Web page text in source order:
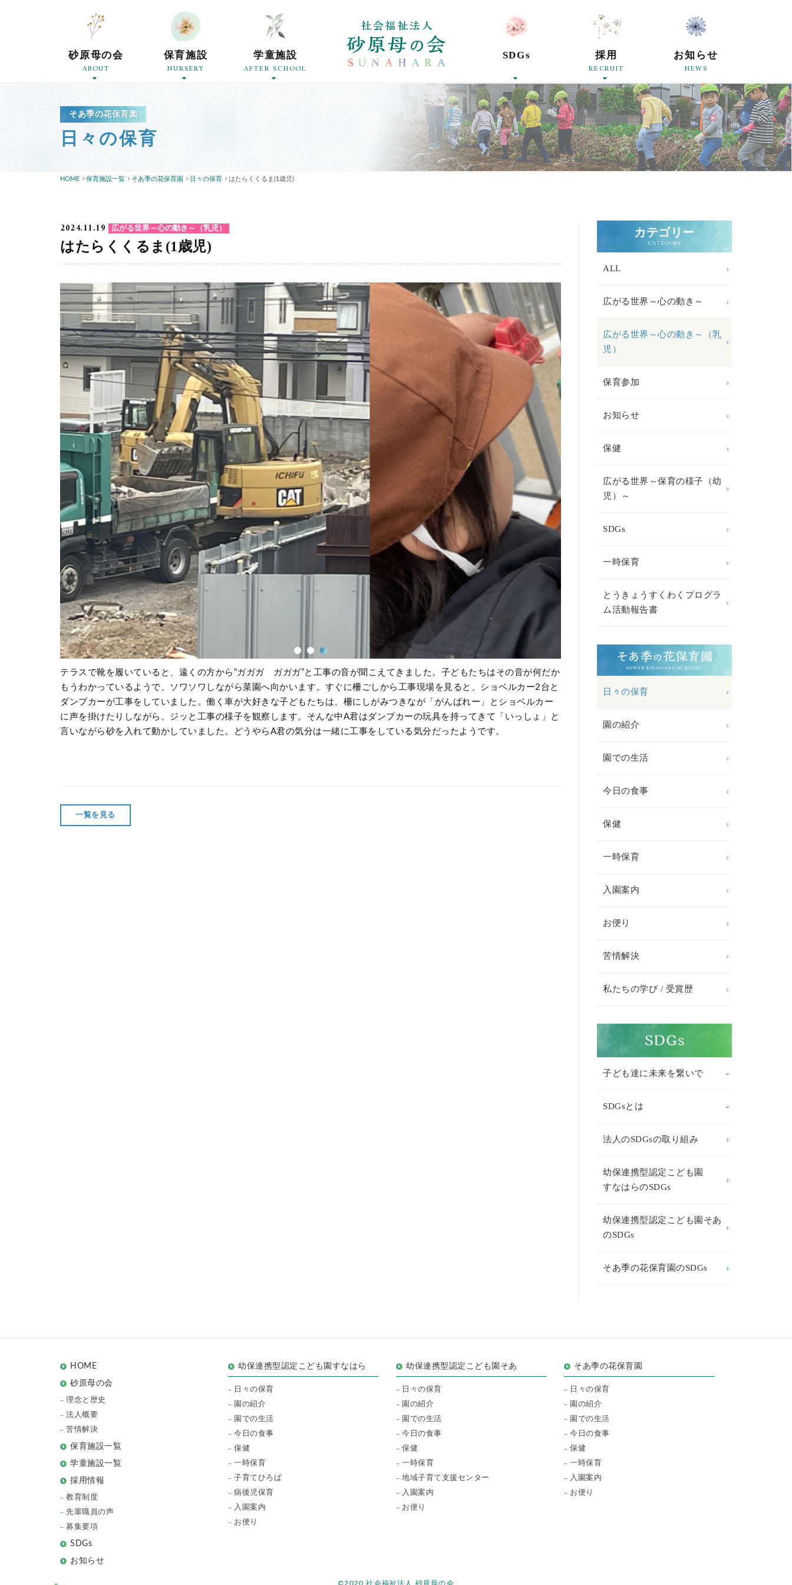
社会福祉法人砂原母の会
砂原母の会
ABOUT
保育施設
NURSERY
学童施設
AFTER SCHOOL
SDGs 採用
RECRUIT
お知らせ
NEWS
そあ季の花保育園
日々の保育
HOME 保育施設一覧 そあ季の花保育園 日々の保育 はたらくくるま(1歳児)
カテゴリー
CATEGORY
ALL
広がる世界～心の動き～
広がる世界～心の動き～（乳
児）
保育参加
お知らせ
保健
広がる世界～保育の様子（幼
児）～
SDGs
一時保育
とうきょうすくわくプログラ
ム活動報告書
日々の保育
園の紹介
園での生活
今日の食事
保健
一時保育
入園案内
お便り
苦情解決
私たちの学び / 受賞歴
子ども達に未来を繋いで
SDGsとは
法人のSDGsの取り組み
幼保連携型認定こども園
すなはらのSDGs
幼保連携型認定こども園そあ
のSDGs
そあ季の花保育園のSDGs
2024.11.19 広がる世界～心の動き～（乳児）
はたらくくるま(1歳児)
テラスで靴を履いていると、遠くの方から “ガガガ ガガガ”と工事の音が聞こえてきました。子どもたちはその音が何だか
もうわかっているようで、ソワソワしながら菜園へ向かいます。すぐに柵ごしから工事現場を見ると、ショベルカー2 台と
ダンプカーが工事をしていました。働く車が大好きな子どもたちは、柵にしがみつきなが「がんばれー」とショベルカー
に声を掛けたりしながら、ジッと工事の様子を観察します。そんな中 A君はダンプカーの玩具を持ってきて「いっしょ」と
言いながら砂を入れて動かしていました。どうやら A君の気分は一緒に工事をしている気分だったようです。
一覧を見る
HOME
砂原母の会
理念と歴史
法人概要
苦情解決
保育施設一覧
学童施設一覧
採用情報
教育制度
先輩職員の声
募集要項
SDGs
お知らせ
幼保連携型認定こども園すなはら
日々の保育
園の紹介
園での生活
今日の食事
保健
一時保育
子育てひろば
病後児保育
入園案内
お便り
幼保連携型認定こども園そあ
日々の保育
園の紹介
園での生活
今日の食事
保健
一時保育
地域子育て支援センター
入園案内
お便り
そあ季の花保育園
日々の保育
園の紹介
園での生活
今日の食事
保健
一時保育
入園案内
お便り
©2020 社会福祉法人 砂原母の会